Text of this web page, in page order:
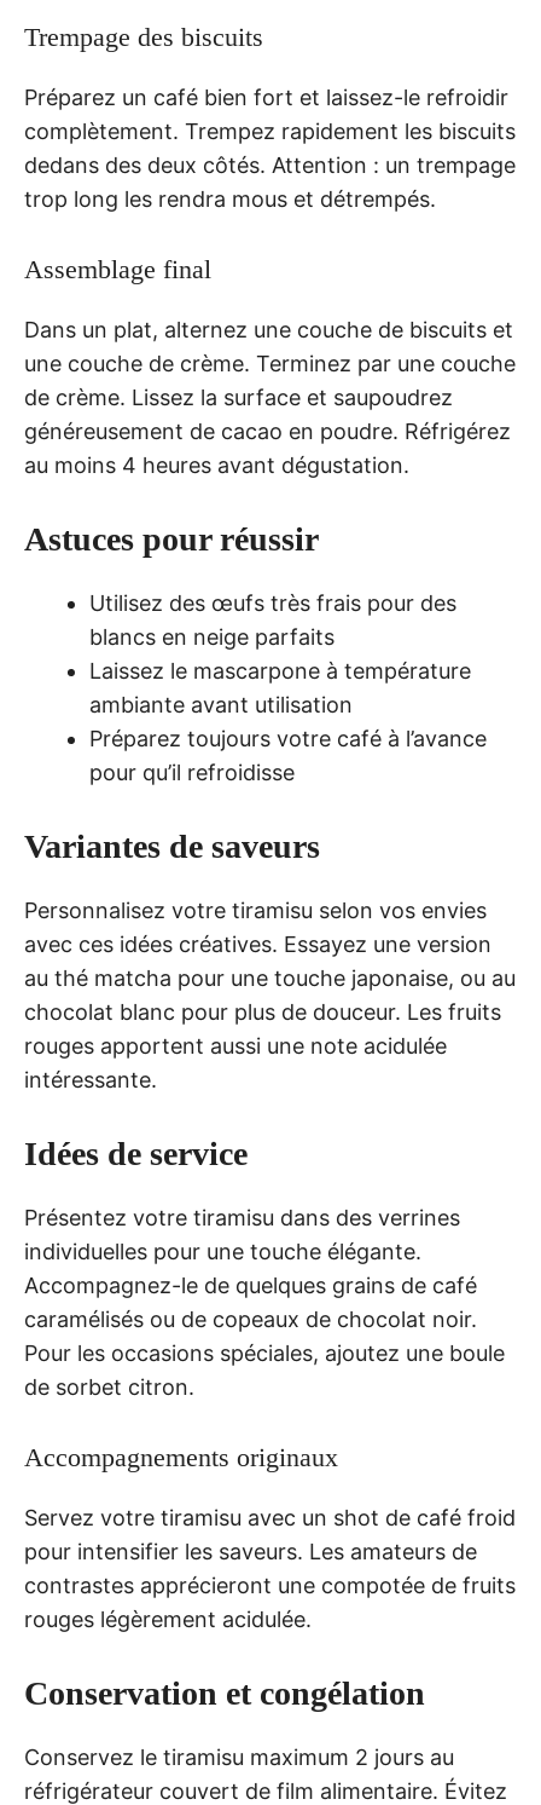
Trempage des biscuits
Préparez un café bien fort et laissez-le refroidir
complètement. Trempez rapidement les biscuits
dedans des deux côtés. Attention : un trempage
trop long les rendra mous et détrempés.
Assemblage final
Dans un plat, alternez une couche de biscuits et
une couche de crème. Terminez par une couche
de crème. Lissez la surface et saupoudrez
généreusement de cacao en poudre. Réfrigérez
au moins 4 heures avant dégustation.
Astuces pour réussir
Utilisez des œufs très frais pour des
blancs en neige parfaits
Laissez le mascarpone à température
ambiante avant utilisation
Préparez toujours votre café à l’avance
pour qu’il refroidisse
Variantes de saveurs
Personnalisez votre tiramisu selon vos envies
avec ces idées créatives. Essayez une version
au thé matcha pour une touche japonaise, ou au
chocolat blanc pour plus de douceur. Les fruits
rouges apportent aussi une note acidulée
intéressante.
Idées de service
Présentez votre tiramisu dans des verrines
individuelles pour une touche élégante.
Accompagnez-le de quelques grains de café
caramélisés ou de copeaux de chocolat noir.
Pour les occasions spéciales, ajoutez une boule
de sorbet citron.
Accompagnements originaux
Servez votre tiramisu avec un shot de café froid
pour intensifier les saveurs. Les amateurs de
contrastes apprécieront une compotée de fruits
rouges légèrement acidulée.
Conservation et congélation
Conservez le tiramisu maximum 2 jours au
réfrigérateur couvert de film alimentaire. Évitez